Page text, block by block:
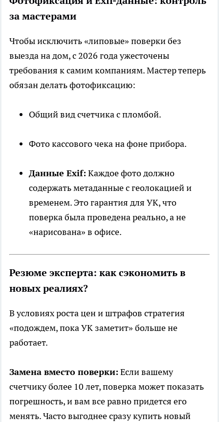
за мастерами
Чтобы исключить «липовые» поверки без
выезда на дом, с 2026 года ужесточены
требования к самим компаниям. Мастер теперь
обязан делать фотофиксацию:
Общий вид счетчика с пломбой.
Фото кассового чека на фоне прибора.
Данные Exif: Каждое фото должно
содержать метаданные с геолокацией и
временем. Это гарантия для УК, что
поверка была проведена реально, а не
«нарисована» в офисе.
Резюме эксперта: как сэкономить в
новых реалиях?
В условиях роста цен и штрафов стратегия
«подождем, пока УК заметит» больше не
работает.
Замена вместо поверки: Если вашему
счетчику более 10 лет, поверка может показать
погрешность, и вам все равно придется его
менять. Часто выгоднее сразу купить новый